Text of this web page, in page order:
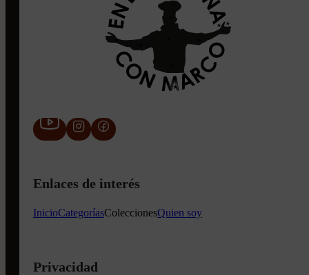
Enlaces de interés
InicioCategoríasColeccionesQuien soy
Privacidad